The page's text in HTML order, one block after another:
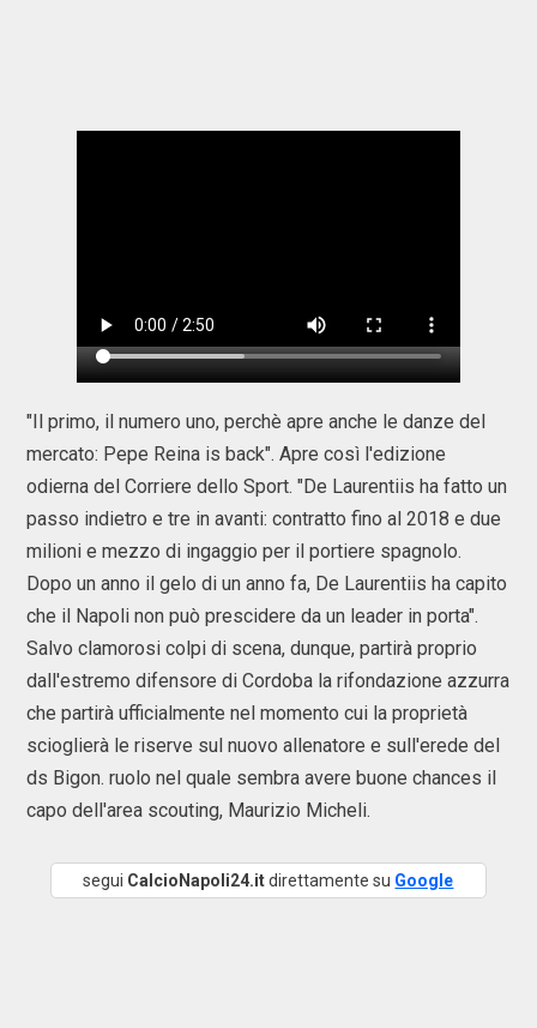
"Il primo, il numero uno, perchè apre anche le danze del
mercato: Pepe Reina is back". Apre così l'edizione
odierna del Corriere dello Sport. "De Laurentiis ha fatto un
passo indietro e tre in avanti: contratto fino al 2018 e due
milioni e mezzo di ingaggio per il portiere spagnolo.
Dopo un anno il gelo di un anno fa, De Laurentiis ha capito
che il Napoli non può prescidere da un leader in porta".
Salvo clamorosi colpi di scena, dunque, partirà proprio
dall'estremo difensore di Cordoba la rifondazione azzurra
che partirà ufficialmente nel momento cui la proprietà
scioglierà le riserve sul nuovo allenatore e sull'erede del
ds Bigon. ruolo nel quale sembra avere buone chances il
capo dell'area scouting, Maurizio Micheli.
segui CalcioNapoli24.itdirettamente su Google